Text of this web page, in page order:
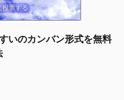
投票する
いのカンバン形式を無料